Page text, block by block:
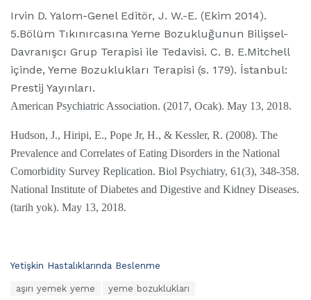
Irvin D. Yalom-Genel Editör, J. W.-E. (Ekim 2014).
5.Bölüm Tıkınırcasına Yeme Bozukluğunun Bilişsel-
Davranışcı Grup Terapisi ile Tedavisi. C. B. E.Mitchell
içinde, Yeme Bozuklukları Terapisi (s. 179). İstanbul:
Prestij Yayınları.
American Psychiatric Association. (2017, Ocak). May 13, 2018.
Hudson, J., Hiripi, E., Pope Jr, H., & Kessler, R. (2008). The
Prevalence and Correlates of Eating Disorders in the National
Comorbidity Survey Replication. Biol Psychiatry, 61(3), 348-358.
National Institute of Diabetes and Digestive and Kidney Diseases.
(tarih yok). May 13, 2018.
C
Yetişkin Hastalıklarında Beslenme
aşırı yemek yeme yeme bozuklukları